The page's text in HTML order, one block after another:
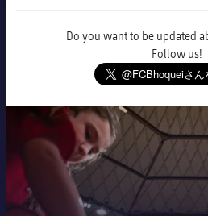
Do you want to be updated
Follow us!